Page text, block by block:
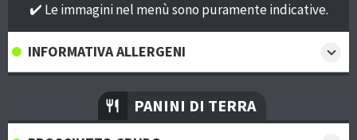
✔️ Le immagini nel menù sono puramente indicative.
INFORMATIVA ALLERGENI expand_more
Gentile cliente, nel nostro locale prepariamo e
somministriamo alimenti che possono contenere o venire
PANINI DI TERRA
restaurant